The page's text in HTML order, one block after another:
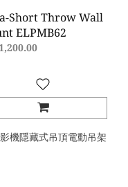
Short Throw Wall
ELPMB62